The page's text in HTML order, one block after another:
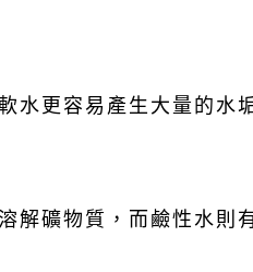
水更容易產生大量的水
解礦物質，而鹼性水則